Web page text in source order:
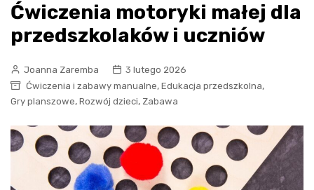
Ćwiczenia motoryki małej dla
przedszkolaków i uczniów
Joanna Zaremba
3 lutego 2026
Ćwiczenia i zabawy manualne, Edukacja przedszkolna,
Gry planszowe, Rozwój dzieci, Zabawa